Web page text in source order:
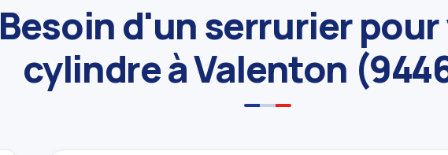
Besoin d'un serrurier
cylindre à Valenton